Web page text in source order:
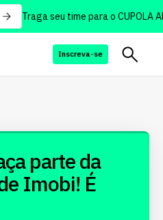
Traga seu time para o CUPOLA
Inscreva-se
parte da
Imobi! É